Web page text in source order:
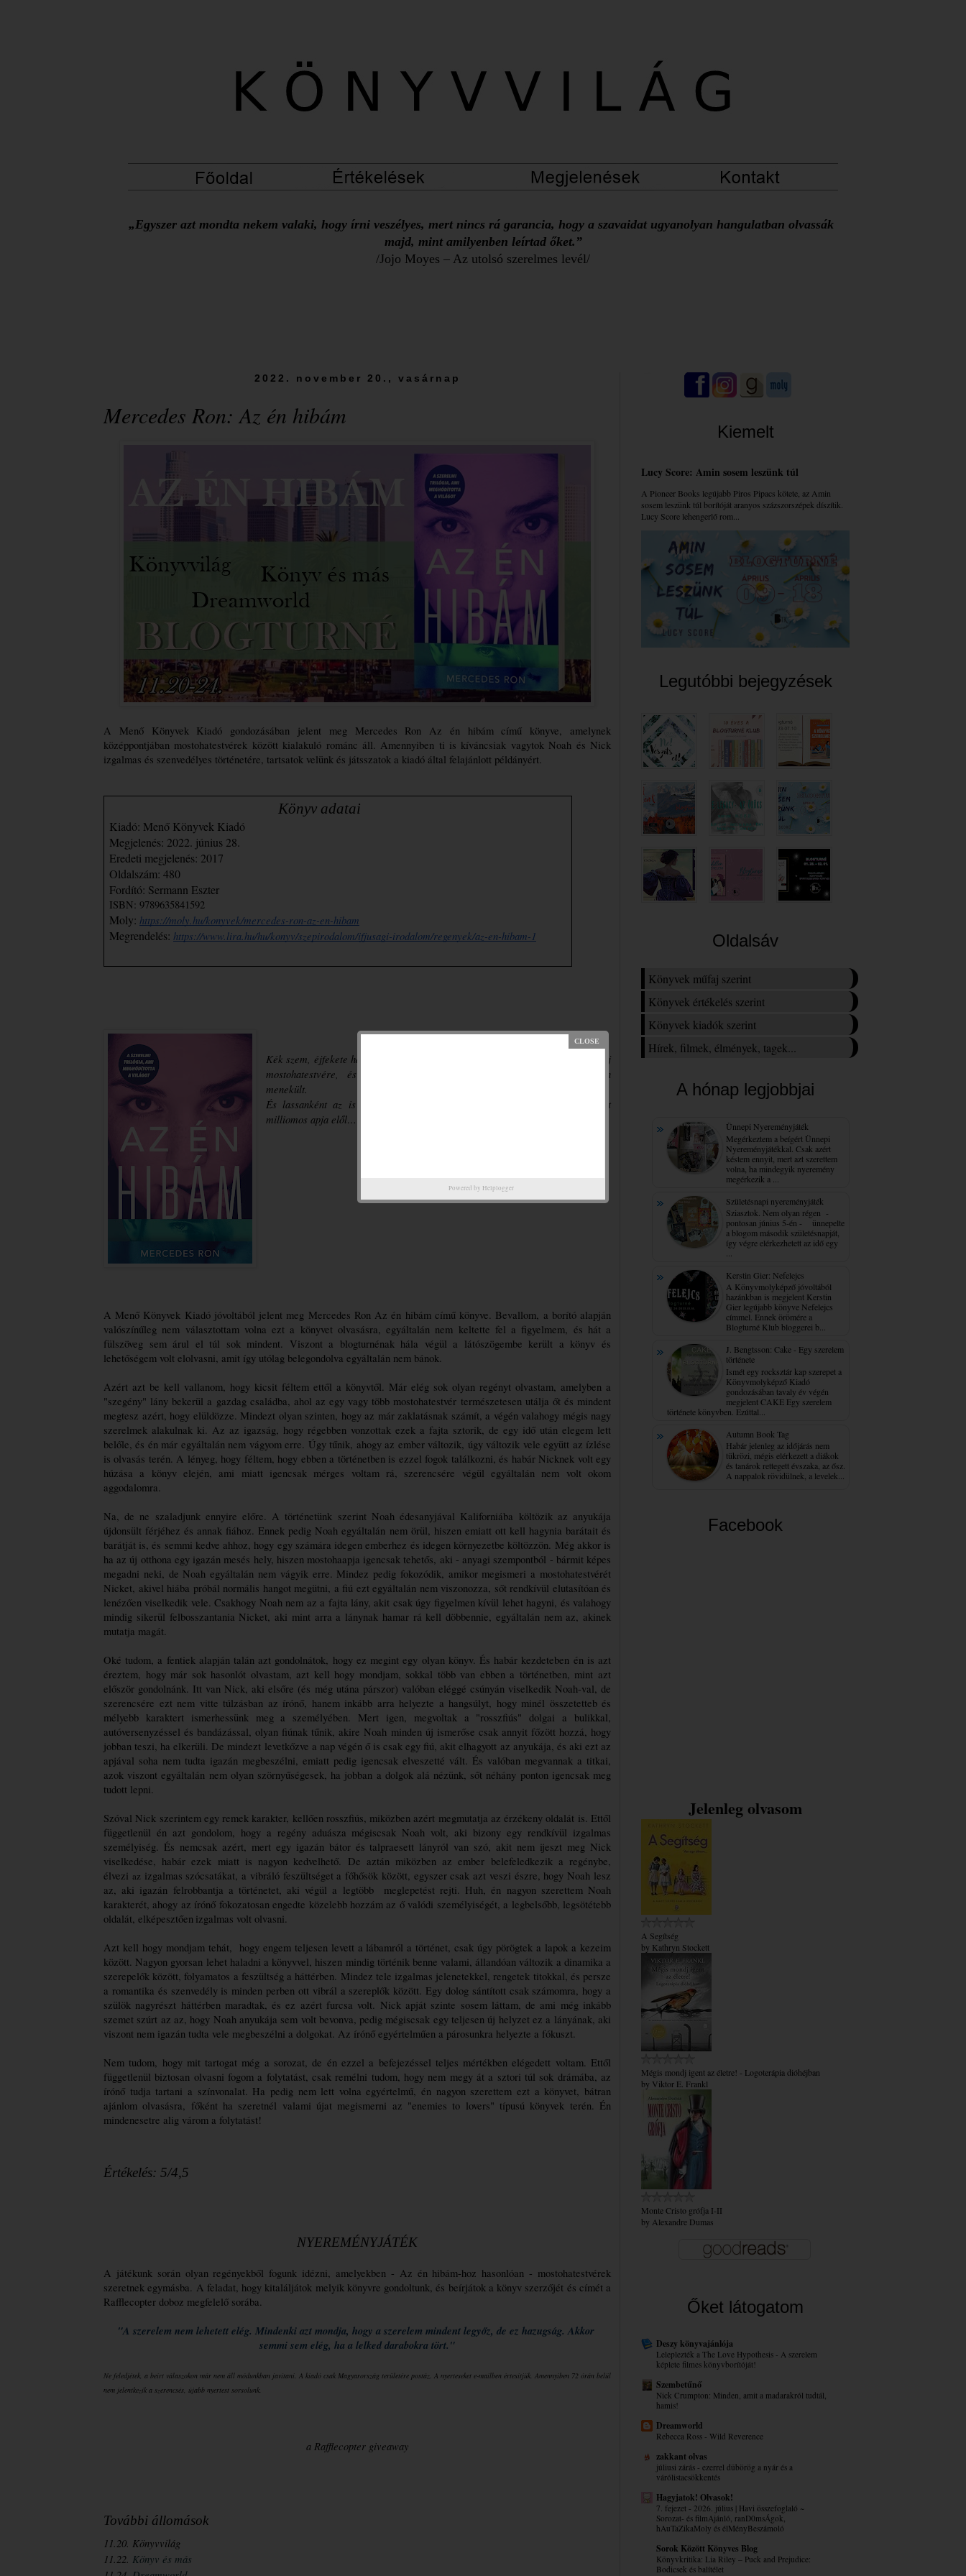
„Egyszer azt mondta nekem valaki, hogy írni veszélyes, mert nincs rá garancia, hogy a szavaidat ugyanolyan hangulatban olvassák
majd, mint amilyenben leírtad őket.”
/Jojo Moyes – Az utolsó szerelmes levél/
2022. november 20., vasárnap
Mercedes Ron: Az én hibám
A Menő Könyvek Kiadó gondozásában jelent meg Mercedes Ron Az én hibám című könyve, amelynek
középpontjában mostohatestvérek között kialakuló románc áll. Amennyiben ti is kíváncsiak vagytok Noah és Nick
izgalmas és szenvedélyes történetére, tartsatok velünk és játsszatok a kiadó által felajánlott példányért.
                                               Könyv adatai
Kiadó: Menő Könyvek Kiadó
Megjelenés: 2022. június 28.
Eredeti megjelenés: 2017
Oldalszám: 480
Fordító: Sermann Eszter
ISBN: 9789635841592
Moly: https://moly.hu/konyvek/mercedes-ron-az-en-hibam
Megrendelés: https://www.lira.hu/hu/konyv/szepirodalom/ifjusagi-irodalom/regenyek/az-en-hibam-1
Kék szem, éjfekete haj, magas termet... minden stimmel, kivéve, hogy ő Noah új
mostohatestvére, és megtestesíti mindazt, amitől a lány egész életében
menekült.
És lassanként az is kiderül, hogy kettős életet él, és súlyos titkot rejteget
milliomos apja elől…
A Menő Könyvek Kiadó jóvoltából jelent meg Mercedes Ron Az én hibám című könyve. Bevallom, a borító alapján
valószínűleg nem választottam volna ezt a könyvet olvasásra, egyáltalán nem keltette fel a figyelmem, és hát a
fülszöveg sem árul el túl sok mindent. Viszont a blogturnénak hála végül a látószögembe került a könyv és
lehetőségem volt elolvasni, amit így utólag belegondolva egyáltalán nem bánok.
Azért azt be kell vallanom, hogy kicsit féltem ettől a könyvtől. Már elég sok olyan regényt olvastam, amelyben a
"szegény" lány bekerül a gazdag családba, ahol az egy vagy több mostohatestvér természetesen utálja őt és mindent
megtesz azért, hogy elüldözze. Mindezt olyan szinten, hogy az már zaklatásnak számít, a végén valahogy mégis nagy
szerelmek alakulnak ki. Az az igazság, hogy régebben vonzottak ezek a fajta sztorik, de egy idő után elegem lett
belőle, és én már egyáltalán nem vágyom erre. Úgy tűnik, ahogy az ember változik, úgy változik vele együtt az ízlése
is olvasás terén. A lényeg, hogy féltem, hogy ebben a történetben is ezzel fogok találkozni, és habár Nicknek volt egy
húzása a könyv elején, ami miatt igencsak mérges voltam rá, szerencsére végül egyáltalán nem volt okom
aggodalomra.
Na, de ne szaladjunk ennyire előre. A történetünk szerint Noah édesanyjával Kaliforniába költözik az anyukája
újdonsült férjéhez és annak fiához. Ennek pedig Noah egyáltalán nem örül, hiszen emiatt ott kell hagynia barátait és
barátját is, és semmi kedve ahhoz, hogy egy számára idegen emberhez és idegen környezetbe költözzön. Még akkor is
ha az új otthona egy igazán mesés hely, hiszen mostohaapja igencsak tehetős, aki - anyagi szempontból - bármit képes
megadni neki, de Noah egyáltalán nem vágyik erre. Mindez pedig fokozódik, amikor megismeri a mostohatestvérét
Nicket, akivel hiába próbál normális hangot megütni, a fiú ezt egyáltalán nem viszonozza, sőt rendkívül elutasítóan és
lenézően viselkedik vele. Csakhogy Noah nem az a fajta lány, akit csak úgy figyelmen kívül lehet hagyni, és valahogy
mindig sikerül felbosszantania Nicket, aki mint arra a lánynak hamar rá kell döbbennie, egyáltalán nem az, akinek
mutatja magát.
Oké tudom, a fentiek alapján talán azt gondolnátok, hogy ez megint egy olyan könyv. És habár kezdeteben én is azt
éreztem, hogy már sok hasonlót olvastam, azt kell hogy mondjam, sokkal több van ebben a történetben, mint azt
először gondolnánk. Itt van Nick, aki elsőre (és még utána párszor) valóban eléggé csúnyán viselkedik Noah-val, de
szerencsére ezt nem vitte túlzásban az írónő, hanem inkább arra helyezte a hangsúlyt, hogy minél összetetteb és
mélyebb karaktert ismerhessünk meg a személyében. Mert igen, megvoltak a "rosszfiús" dolgai a bulikkal,
autóversenyzéssel és bandázással, olyan fiúnak tűnik, akire Noah minden új ismerőse csak annyit főzött hozzá, hogy
jobban teszi, ha elkerüli. De mindezt levetkőzve a nap végén ő is csak egy fiú, akit elhagyott az anyukája, és aki ezt az
apjával soha nem tudta igazán megbeszélni, emiatt pedig igencsak elveszetté vált. És valóban megvannak a titkai,
azok viszont egyáltalán nem olyan szörnyűségesek, ha jobban a dolgok alá nézünk, sőt néhány ponton igencsak meg
tudott lepni.
Szóval Nick szerintem egy remek karakter, kellően rosszfiús, miközben azért megmutatja az érzékeny oldalát is. Ettől
függetlenül én azt gondolom, hogy a regény aduásza mégiscsak Noah volt, aki bizony egy rendkívül izgalmas
személyiség. És nemcsak azért, mert egy igazán bátor és talpraesett lányról van szó, akit nem ijeszt meg Nick
viselkedése, habár ezek miatt is nagyon kedvelhető. De aztán miközben az ember belefeledkezik a regénybe,
élvezi az izgalmas szócsatákat, a vibráló feszültséget a főhősök között, egyszer csak azt veszi észre, hogy Noah lesz
az, aki igazán felrobbantja a történetet, aki végül a legtöbb  meglepetést rejti. Huh, én nagyon szerettem Noah
karakterét, ahogy az írónő fokozatosan engedte közelebb hozzám az ő valódi személyiségét, a legbelsőbb, legsötétebb
oldalát, elképesztően izgalmas volt olvasni.
Azt kell hogy mondjam tehát,  hogy engem teljesen levett a lábamról a történet, csak úgy pörögtek a lapok a kezeim
között. Nagyon gyorsan lehet haladni a könyvvel, hiszen mindig történik benne valami, állandóan változik a dinamika a
szerepelők között, folyamatos a feszültség a háttérben. Mindez tele izgalmas jelenetekkel, rengetek titokkal, és persze
a romantika és szenvedély is minden perben ott vibrál a szereplők között. Egy dolog sántított csak számomra, hogy a
szülök nagyrészt háttérben maradtak, és ez azért furcsa volt. Nick apját szinte sosem láttam, de ami még inkább
szemet szúrt az az, hogy Noah anyukája sem volt bevonva, pedig mégiscsak egy teljesen új helyzet ez a lányának, aki
viszont nem igazán tudta vele megbeszélni a dolgokat. Az írónő egyértelműen a párosunkra helyezte a fókuszt.
Nem tudom, hogy mit tartogat még a sorozat, de én ezzel a befejezéssel teljes mértékben elégedett voltam. Ettől
függetlenül biztosan olvasni fogom a folytatást, csak remélni tudom, hogy nem megy át a sztori túl sok drámába, az
írónő tudja tartani a színvonalat. Ha pedig nem lett volna egyértelmű, én nagyon szerettem ezt a könyvet, bátran
ajánlom olvasásra, főként ha szeretnél valami újat megismerni az "enemies to lovers" típusú könyvek terén. Én
mindenesetre alig várom a folytatást!
Értékelés: 5/4,5
NYEREMÉNYJÁTÉK
A játékunk során olyan regényekből fogunk idézni, amelyekben - Az én hibám-hoz hasonlóan - mostohatestvérek
szeretnek egymásba. A feladat, hogy kitaláljátok melyik könyvre gondoltunk, és beírjátok a könyv szerzőjét és címét a
Rafflecopter doboz megfelelő sorába.
"A szerelem nem lehetett elég. Mindenki azt mondja, hogy a szerelem mindent legyőz, de ez hazugság. Akkor
semmi sem elég, ha a lelked darabokra tört."
Ne feledjétek, a beírt válaszokon már nem áll módunkban javítani. A kiadó csak Magyarország területére postáz. A nyerteseket e-mailben értesítjük. Amennyiben 72 órán belül
nem jelentkezik a szerencsés, újabb nyertest sorsolunk.
a Rafflecopter giveaway
További állomások
11.20. Könyvvilág
11.22. Könyv és más
Kiemelt
Lucy Score: Amin sosem leszünk túl
A Pioneer Books legújabb Piros Pipacs kötete, az Amin
sosem leszünk túl borítóját aranyos százszorszépek díszítik.
Lucy Score lehengerlő rom...
Legutóbbi bejegyzések
Oldalsáv
Könyvek műfaj szerint
Könyvek értékelés szerint
Könyvek kiadók szerint
Hírek, filmek, élmények, tagek...
A hónap legjobbjai
Ünnepi Nyereményjáték
Megérkeztem a beígért Ünnepi
Nyereményjátékkal. Csak azért
késtem ennyit, mert azt szerettem
volna, ha mindegyik nyeremény
megérkezik a ...
Születésnapi nyereményjáték
Sziasztok. Nem olyan régen -
pontosan június 5-én - ünnepelte
a blogom második születésnapját,
így végre elérkezhetett az idő egy
Kerstin Gier: Nefelejcs
A Könyvmolyképző jóvoltából
hazánkban is megjelent Kerstin
Gier legújabb könyve Nefelejcs
címmel. Ennek örömére a
Blogturné Klub bloggerei b...
J. Bengtsson: Cake - Egy ​szerelem
története
Ismét egy rocksztár kap szerepet a
Könyvmolyképző Kiadó
gondozásában tavaly év végén
megjelent CAKE Egy szerelem
története könyvben. Ezúttal...
Autumn Book Tag
Habár jelenleg az időjárás nem
tükrözi, mégis elérkezett a diákok
és tanárok rettegett évszaka, az ősz.
A nappalok rövidülnek, a levelek...
Facebook
Jelenleg olvasom
A Segítség
by Kathryn Stockett
Mégis mondj igent az életre! - Logoterápia dióhéjban
by Viktor E. Frankl
Monte Cristo grófja I-II
by Alexandre Dumas
Őket látogatom
Deszy könyvajánlója
Leleplezték a The Love Hypothesis - A szerelem
képlete filmes könyvborítóját!
Szembetűnő
Nick Crumpton: Minden, amit a madarakról tudtál,
hamis!
Dreamworld
Rebecca Ross - Wild Reverence
zakkant olvas
júliusi zárás - ezerrel dübörög a nyár és a
várólistacsökkentés
Hagyjatok! Olvasok!
7. fejezet - 2026. július | Havi összefoglaló ~
Sorozat- és filmAjánló, ranD0msÁgok,
hAuTaZikaMoly és élMényBeszámoló
Sorok Között Könyves Blog
Könyvkritika: Lia Riley – Puck ​and Prejudice:
Bodicsek és balítélet
Powered by Helplogger